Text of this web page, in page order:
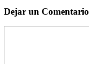
Dejar un Comentario